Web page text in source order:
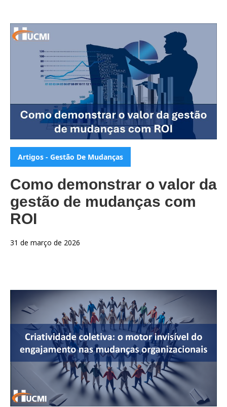
Categorias:
Artigos - Gestão De Mudanças
Como demonstrar o valor da
gestão de mudanças com
ROI
31 de março de 2026